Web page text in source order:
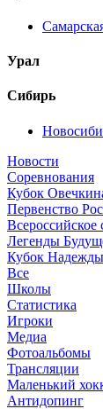
Урал
Сибирь
Новости
Соревнования
Кубок
Первенство
Легенды
Кубок Надежды
Все
Школы
Статистика
Игроки
Медиа
Фотоальбомы
Трансляции
Маленький
Антидопинг